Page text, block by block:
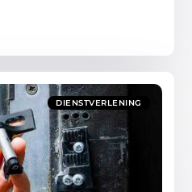
DIENSTVERLENING